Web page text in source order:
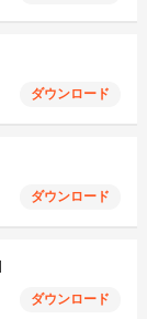
ダウンロード
ダウンロード
ダウンロード